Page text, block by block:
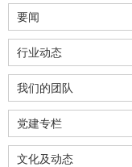
要闻
行业动态
我们的团队
党建专栏
文化及动态